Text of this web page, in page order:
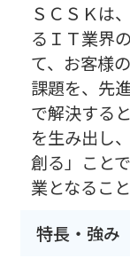
ＳＣＳＫは
るＩＴ業界
て、お客様
課題を、先
で解決する
を生み出し
創る」こと
業となるこ
特長・強み